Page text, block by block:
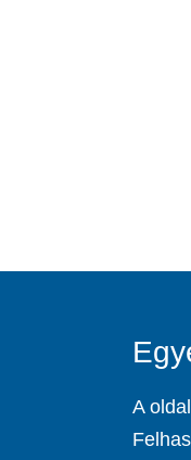
A